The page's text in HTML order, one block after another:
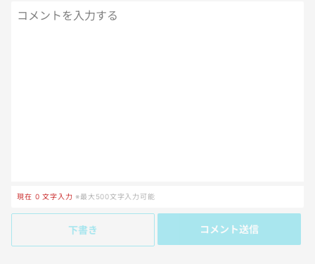
現在 0 文字入力 ※最大500文字入力可能
下書き コメント送信